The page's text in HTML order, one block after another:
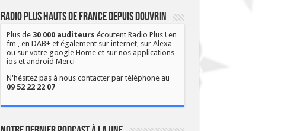
Radio Plus Hauts de France depuis Douvrin
Plus de 30 000 auditeurs écoutent Radio Plus ! en
fm , en DAB+ et également sur internet, sur Alexa
ou sur votre google Home et sur nos applications
ios et android Merci
N'hésitez pas à nous contacter par téléphone au
09 52 22 22 07